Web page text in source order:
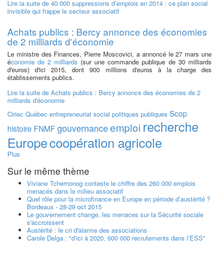
Lire la suite de 40 000 suppressions d’emplois en 2014 : ce plan social
invisible qui frappe le secteur associatif
Achats publics : Bercy annonce des économies
de 2 milliards d'économie
Le ministre des Finances, Pierre Moscovici, a annoncé le 27 mars une
économie de 2 milliards (sur une commande publique de 30 milliards
d'euros) d'ici 2015, dont 900 millions d'euros à la charge des
établissements publics.
Lire la suite de Achats publics : Bercy annonce des économies de 2
milliards d'économie
Ciriec Québec entrepreneuriat social politiques publiques Scop
histoire FNMF gouvernanceemploi recherche
Europecoopération agricole
Plus
Sur le même thème
Viviane Tchernonog conteste le chiffre des 260 000 emplois
menacés dans le milieu associatif
Quel rôle pour la microfinance en Europe en période d’austérité ?
Bordeaux - 28-29 oct 2015
Le gouvernement change, les menaces sur la Sécurité sociale
s'accroissent
Austérité : le cri d'alarme des associations
Carole Delga : "d’ici à 2020, 600 000 recrutements dans l’ESS"